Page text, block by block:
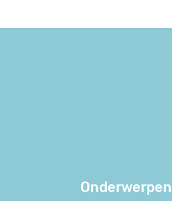
Onderwerpen